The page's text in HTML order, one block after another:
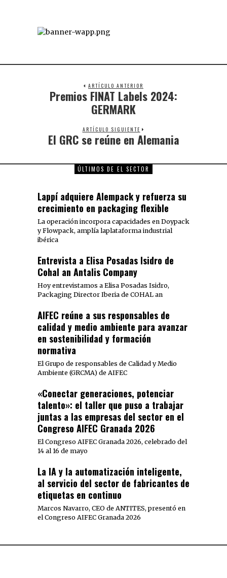
ARTÍCULO ANTERIOR
Premios FINAT Labels 2024:
GERMARK
ARTÍCULO SIGUIENTE
El GRC se reúne en Alemania
ÚLTIMOS DE EL SECTOR
Lappí adquiere Alempack y refuerza su
crecimiento en packaging flexible
La operación incorpora capacidades en Doypack
y Flowpack, amplía laplataforma industrial
ibérica
Entrevista a Elisa Posadas Isidro de
Cohal an Antalis Company
Hoy entrevistamos a Elisa Posadas Isidro,
Packaging Director Iberia de COHAL an
AIFEC reúne a sus responsables de
calidad y medio ambiente para avanzar
en sostenibilidad y formación
normativa
El Grupo de responsables de Calidad y Medio
Ambiente (GRCMA) de AIFEC
«Conectar generaciones, potenciar
talento»: el taller que puso a trabajar
juntas a las empresas del sector en el
Congreso AIFEC Granada 2026
El Congreso AIFEC Granada 2026, celebrado del
14 al 16 de mayo
La IA y la automatización inteligente,
al servicio del sector de fabricantes de
etiquetas en continuo
Marcos Navarro, CEO de ANTITES, presentó en
el Congreso AIFEC Granada 2026